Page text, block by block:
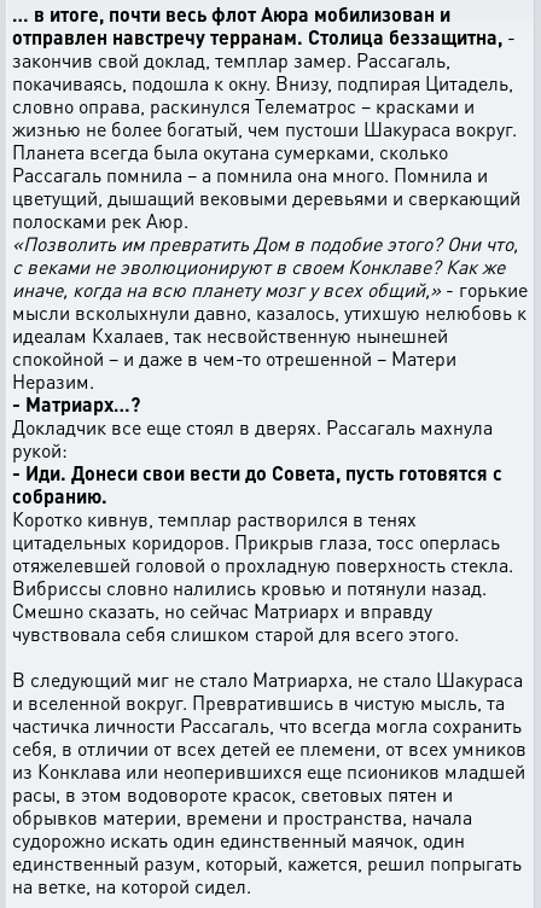
… в итоге, почти весь флот Аюра мобилизован и
отправлен навстречу терранам. Столица беззащитна, -
закончив свой доклад, темплар замер. Рассагаль,
покачиваясь, подошла к окну. Внизу, подпирая Цитадель,
словно оправа, раскинулся Телематрос – красками и
жизнью не более богатый, чем пустоши Шакураса вокруг.
Планета всегда была окутана сумерками, сколько
Рассагаль помнила – а помнила она много. Помнила и
цветущий, дышащий вековыми деревьями и сверкающий
полосками рек Аюр.
«Позволить им превратить Дом в подобие этого? Они что,
с веками не эволюционируют в своем Конклаве? Как же
иначе, когда на всю планету мозг у всех общий,» - горькие
мысли всколыхнули давно, казалось, утихшую нелюбовь к
идеалам Кхалаев, так несвойственную нынешней
спокойной – и даже в чем-то отрешенной – Матери
Неразим.
- Матриарх…?
Докладчик все еще стоял в дверях. Рассагаль махнула
рукой:
- Иди. Донеси свои вести до Совета, пусть готовятся с
собранию.
Коротко кивнув, темплар растворился в тенях
цитадельных коридоров. Прикрыв глаза, тосс оперлась
отяжелевшей головой о прохладную поверхность стекла.
Вибриссы словно налились кровью и потянули назад.
Смешно сказать, но сейчас Матриарх и вправду
чувствовала себя слишком старой для всего этого.
В следующий миг не стало Матриарха, не стало Шакураса
и вселенной вокруг. Превратившись в чистую мысль, та
частичка личности Рассагаль, что всегда могла сохранить
себя, в отличии от всех детей ее племени, от всех умников
из Конклава или неоперившихся еще псиоников младшей
расы, в этом водовороте красок, световых пятен и
обрывков материи, времени и пространства, начала
судорожно искать один единственный маячок, один
единственный разум, который, кажется, решил попрыгать
на ветке, на которой сидел.